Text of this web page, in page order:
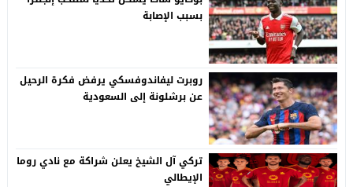
بسبب الإصابة
روبرت ليفاندوفسكي يرفض فكرة الرحيل
عن برشلونة إلى السعودية
تركي آل الشيخ يعلن شراكة مع نادي روما
الإيطالي